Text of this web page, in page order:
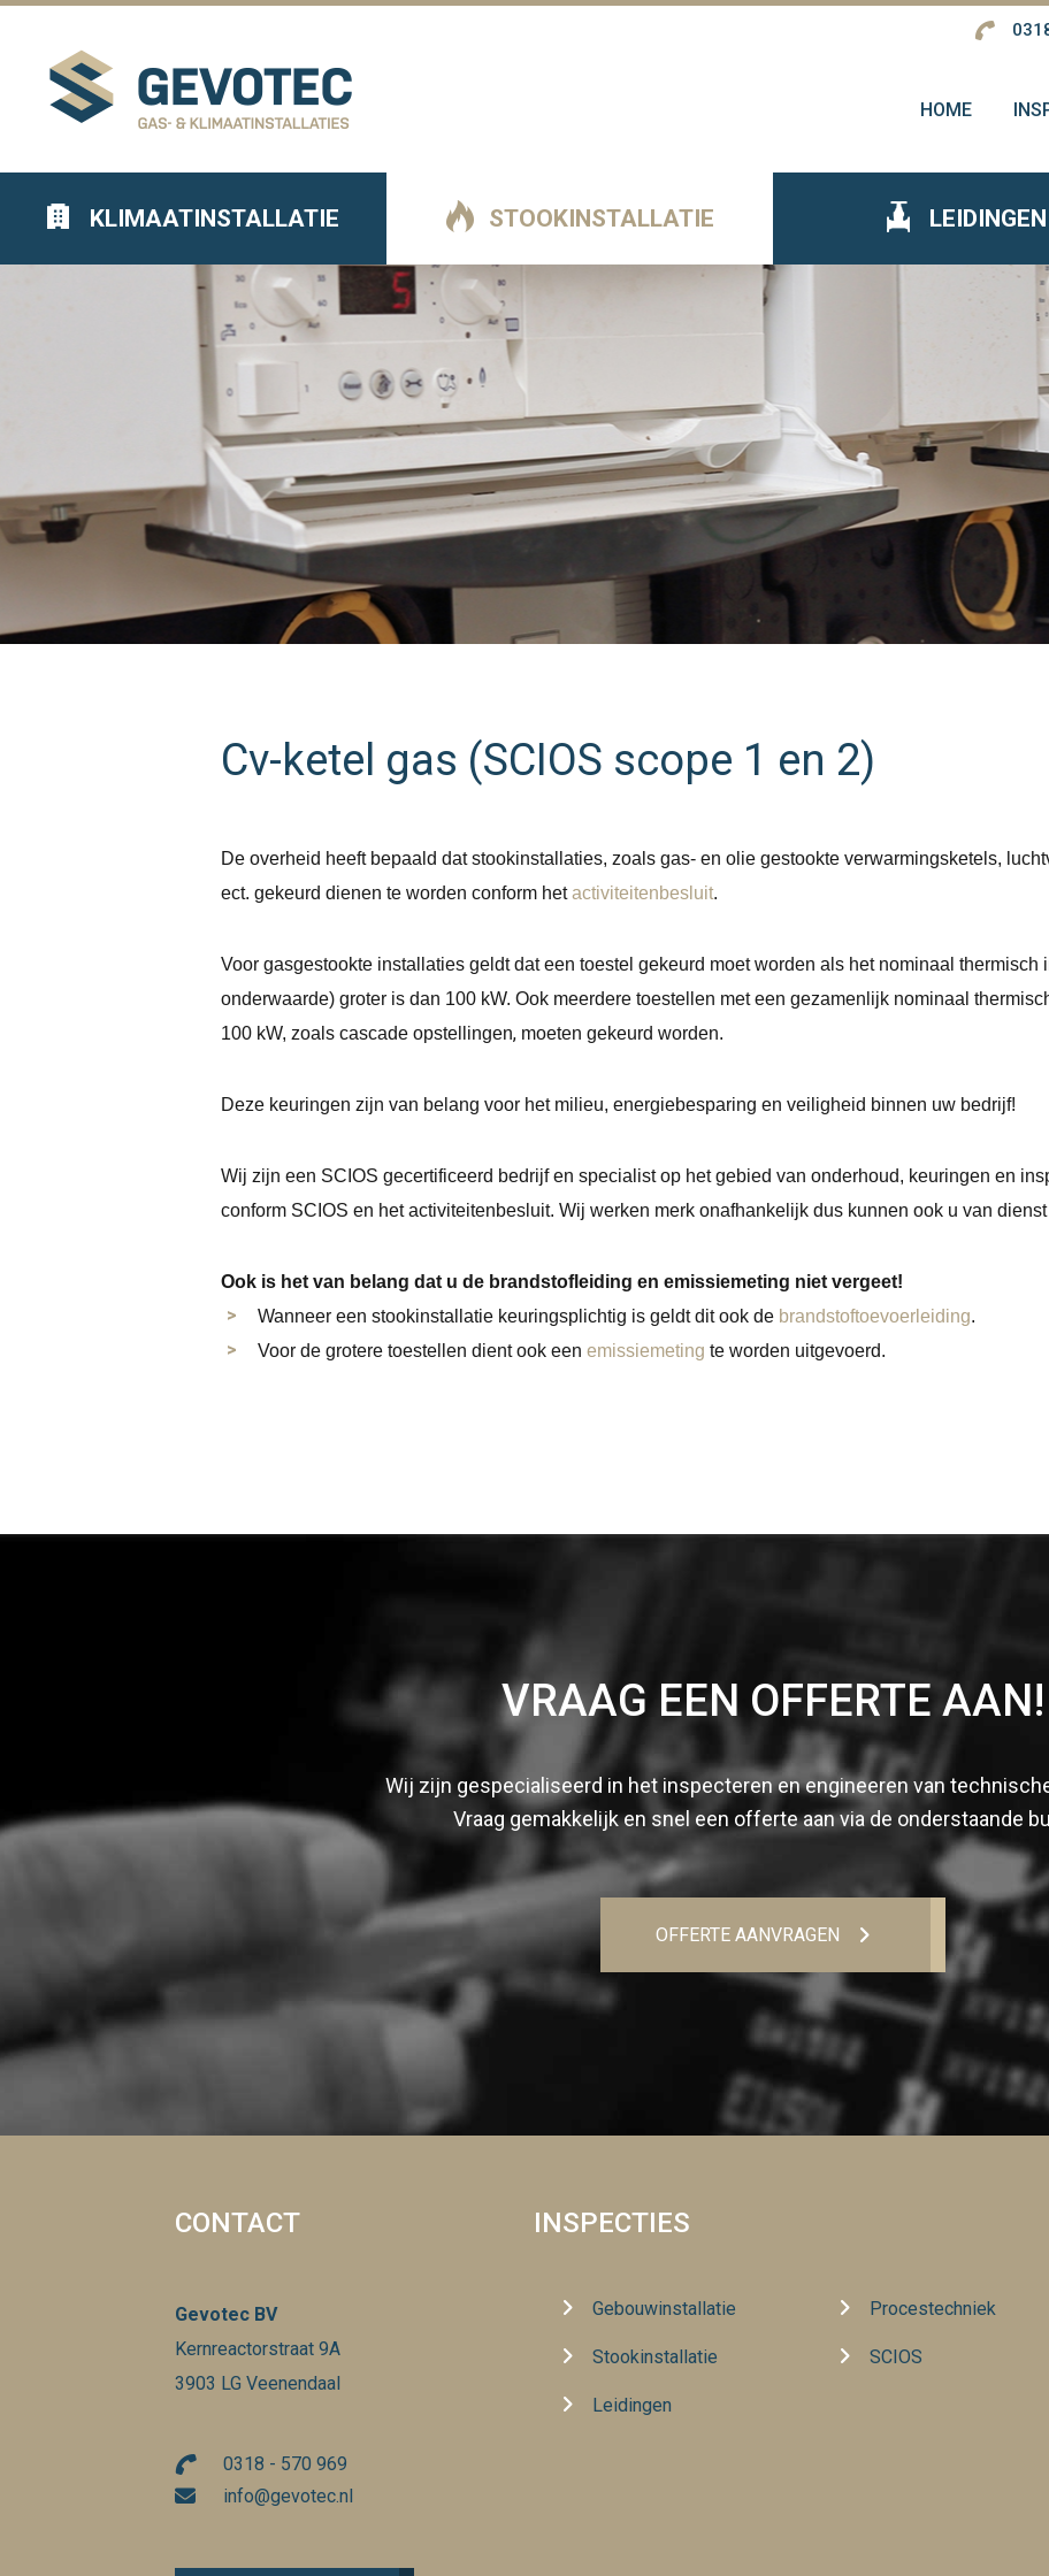
HOME
KLIMAATINSTALLATIE STOOKINSTALLATIE LEIDINGEN
Cv-ketel gas (SCIOS scope 1 en 2)
De overheid heeft bepaald dat stookinstallaties, zoals gas- en olie gestookte verwarmingsketels,
ect. gekeurd dienen te worden conform hetactiviteitenbesluit.
Voor gasgestookte installaties geldt dat een toestel gekeurd moet worden als het nominaal thermisch
onderwaarde) groter is dan 100 kW. Ook meerdere toestellen met een gezamenlijk nominaal
100 kW, zoals cascade opstellingen, moeten gekeurd worden.
Deze keuringen zijn van belang voor het milieu, energiebesparing en veiligheid binnen uw bedrijf!
Wij zijn een SCIOS gecertificeerd bedrijf en specialist op het gebied van onderhoud, keuringen en
conform SCIOS en het activiteitenbesluit. Wij werken merk onafhankelijk dus kunnen ook u van
Ook is het van belang dat u de brandstofleiding en emissiemeting niet vergeet!
Wanneer een stookinstallatie keuringsplichtig is geldt dit ook de brandstoftoevoerleiding.
Voor de grotere toestellen dient ook een emissiemeting te worden uitgevoerd.
VRAAG EEN OFFERTE AAN!
Wij zijn gespecialiseerd in het inspecteren en engineeren van
Vraag gemakkelijk en snel een offerte aan via de onderstaande
OFFERTE AANVRAGEN
CONTACT
Gevotec BV
Kernreactorstraat 9A
3903 LG Veenendaal
0318 - 570 969
info@gevotec.nl
INSPECTIES
Gebouwinstallatie
Stookinstallatie
Leidingen
Procestechniek
SCIOS